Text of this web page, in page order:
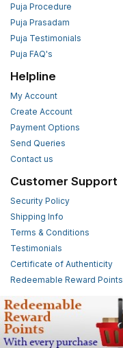
Puja Procedure
Puja Prasadam
Puja Testimonials
Puja FAQ's
Helpline
My Account
Create Account
Payment Options
Send Queries
Contact us
Customer Support
Security Policy
Shipping Info
Terms & Conditions
Testimonials
Certificate of Authenticity
Redeemable Reward Points